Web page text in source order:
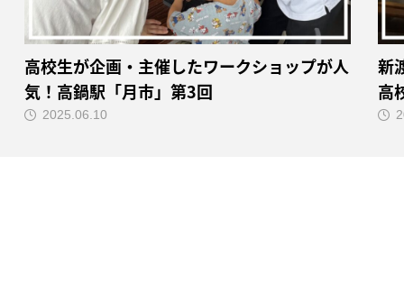
高校生が企画・主催したワークショップが人
気！高鍋駅「月市」第3回
2025.06.10
新
高